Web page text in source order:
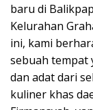
baru di
Kelurahan
ini, kami
sebuah tempat
dan adat dari
kuliner khas